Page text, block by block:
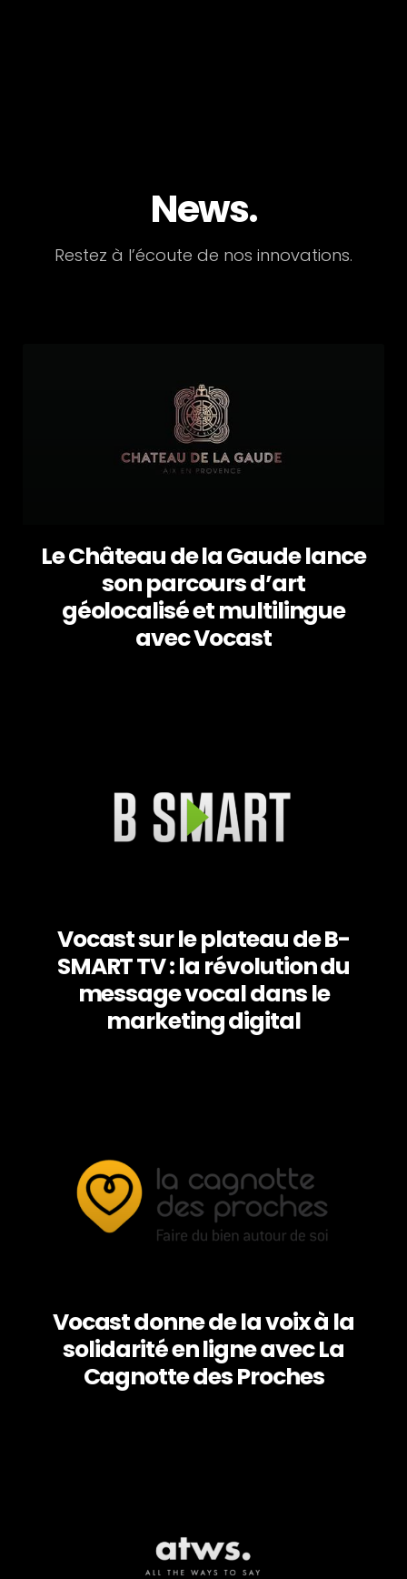
News.
Restez à l’écoute de nos innovations.
Le Château de la Gaude lance
son parcours d’art
géolocalisé et multilingue
avec Vocast
Vocast sur le plateau de B-
SMART TV : la révolution du
message vocal dans le
marketing digital
Vocast donne de la voix à la
solidarité en ligne avec La
Cagnotte des Proches